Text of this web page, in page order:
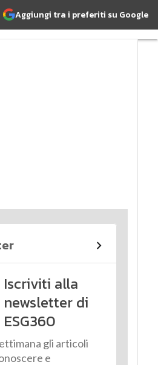
Aggiungi tra i preferiti su Google
Iscriviti alla
newsletter di
ESG360
gli articoli
e